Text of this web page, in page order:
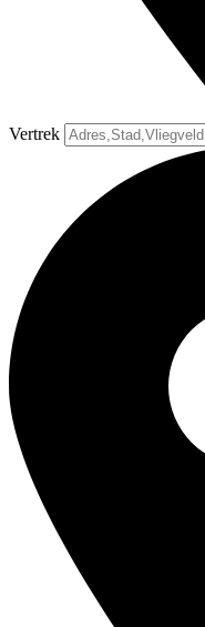
Vertrek